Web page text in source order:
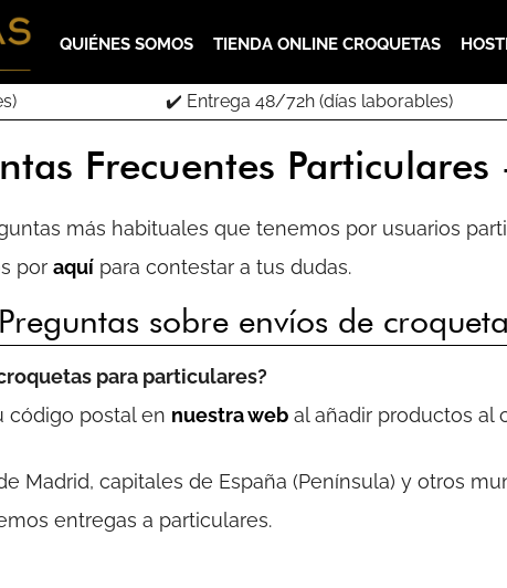
QUIÉNES SOMOS TIENDA ONLINE CROQUETAS
✔️ Entrega 48/72h (días laborables)
Frecuentes Particulares
más habituales que tenemos por usuarios
por aquí para contestar a tus dudas.
Preguntas sobre envíos de
para particulares?
código postal en nuestra web al añadir productos al
Madrid, capitales de España (Península) y otros
entregas a particulares.